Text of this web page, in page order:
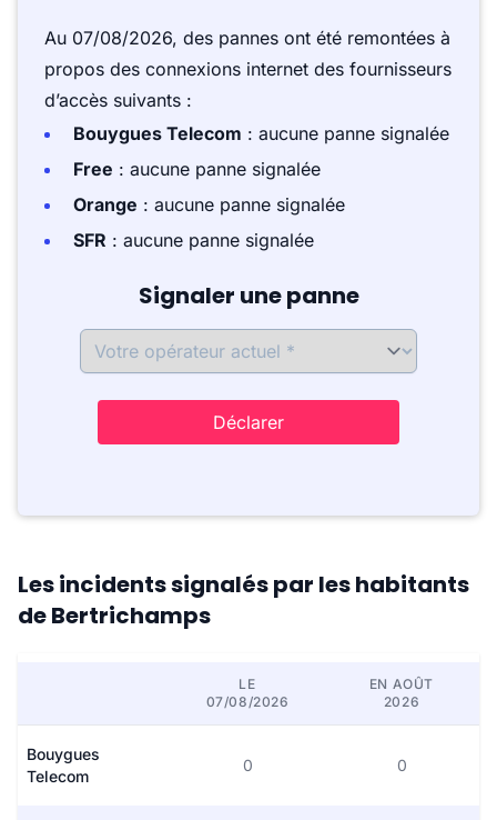
Au 07/08/2026, des pannes ont été remontées à
propos des connexions internet des fournisseurs
d’accès suivants :
Bouygues Telecom : aucune panne signalée
Free : aucune panne signalée
Orange : aucune panne signalée
SFR : aucune panne signalée
Signaler une panne
Déclarer
Les incidents signalés par les habitants
de Bertrichamps
LE
07/08/2026
EN AOÛT
2026
Bouygues
Telecom
0 0